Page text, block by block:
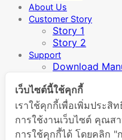
About Us
Customer Story
Story 1
Story 2
Support
Download
Store
MiniMex
Taste Club
Barista Tips
เว็บไซต์นี้ใช้คุกกี้
เราใช้คุกกี้เพื่อเพิ่มประ
การใช้งานเว็บไซต์ คุณส
การใช้คุกกี้ได้ โดยคลิก "